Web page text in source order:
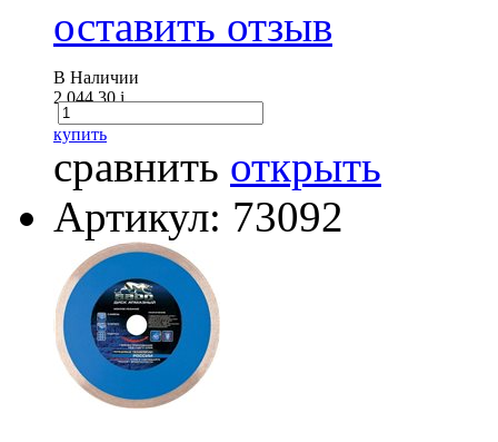
оставить отзыв
В Наличии
2 044.30i
купить
сравнить открыть
Артикул: 73092